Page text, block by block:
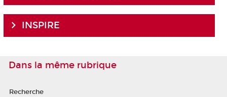
INSPIRE
Dans la même rubrique
Recherche